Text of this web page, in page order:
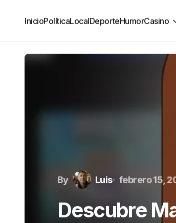
InicioPolíticaLocalDeporteHumorCasino
By Luis febrero 15,
Descubre